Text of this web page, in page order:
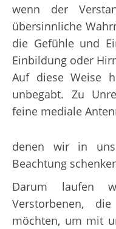
wenn der
übersinnliche
die Gefühle und
Einbildung oder
Auf diese Weise
unbegabt. Zu
feine mediale
denen wir in
Beachtung
Darum laufen
Verstorbenen,
möchten, um mit